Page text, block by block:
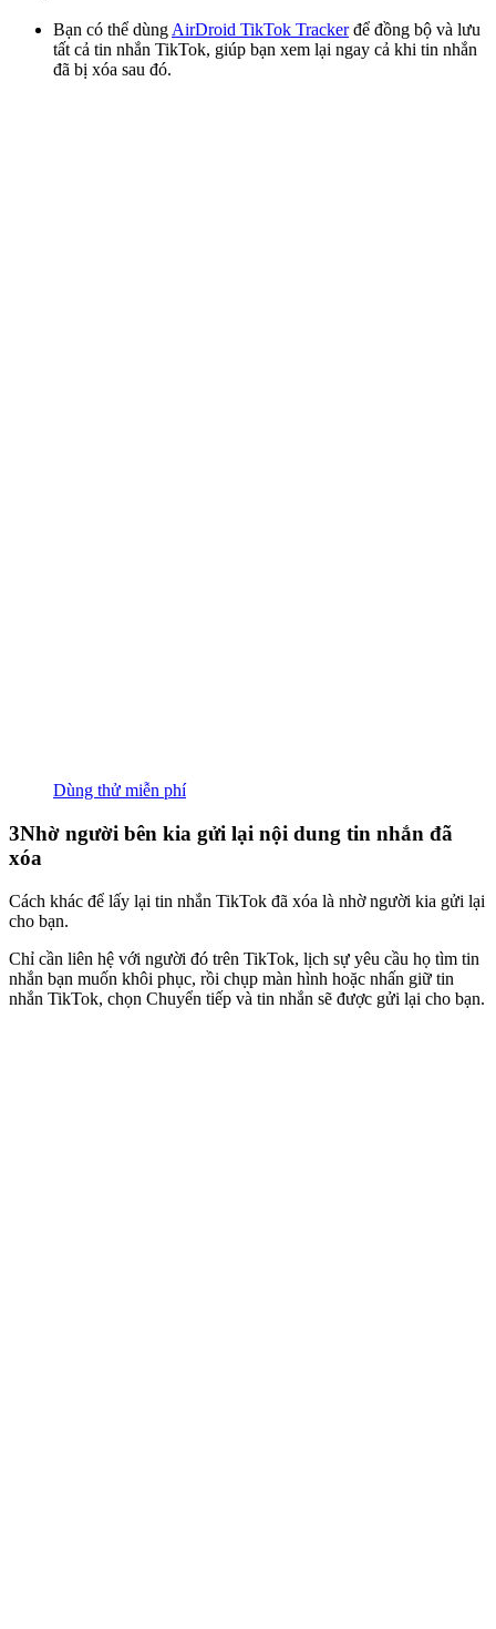
Bạn có thể dùng AirDroid TikTok Trackerđể đồng bộ và lưu
tất cả tin nhắn TikTok, giúp bạn xem lại ngay cả khi tin nhắn
đã bị xóa sau đó.
Dùng thử miễn phí
3Nhờ người bên kia gửi lại nội dung tin nhắn đã
xóa
Cách khác để lấy lại tin nhắn TikTok đã xóa là nhờ người kia gửi lại
cho bạn.
Chỉ cần liên hệ với người đó trên TikTok, lịch sự yêu cầu họ tìm tin
nhắn bạn muốn khôi phục, rồi chụp màn hình hoặc nhấn giữ tin
nhắn TikTok, chọn Chuyển tiếp và tin nhắn sẽ được gửi lại cho bạn.